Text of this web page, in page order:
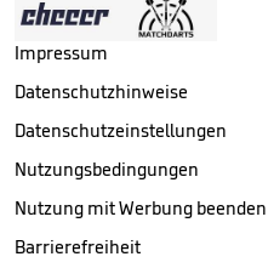
Impressum
Datenschutzhinweise
Datenschutzeinstellungen
Nutzungsbedingungen
Nutzung mit Werbung beenden
Barrierefreiheit